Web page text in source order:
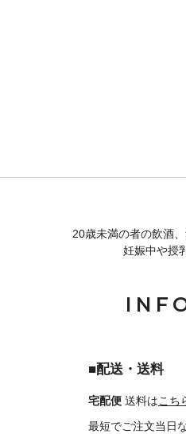
20歳未満の者の飲酒
妊娠中や授
■配送・送料
宅配便 送料はこち
最短でご注文当日